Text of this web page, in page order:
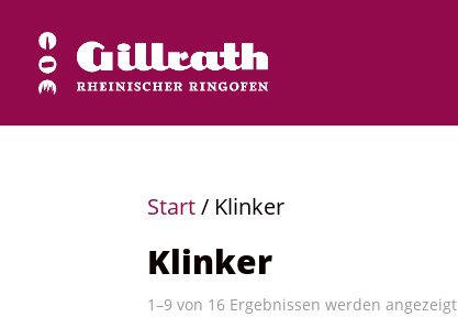
Start/ Klinker
Klinker
1–9 von 16 Ergebnissen werden angezeigt